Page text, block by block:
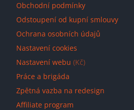
Obchodní podmínky
Odstoupení od kupní smlouvy
Ochrana osobních údajů
Nastavení cookies
Nastavení webu (Kč)
Práce a brigáda
Zpětná vazba na redesign
Affiliate program